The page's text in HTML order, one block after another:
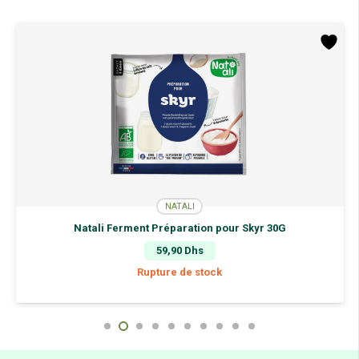
NATALI
Natali Ferment Préparation pour Skyr 30G
59,90 Dhs
Rupture de stock